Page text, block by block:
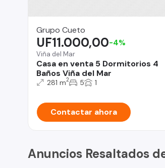
Grupo Cueto
Viña del Mar
Casa en venta 5 Dormitorios 4
Baños Viña del Mar
UF11.000,00-4%
281 m2 5 1
Contactar ahora
Anuncios Resaltados